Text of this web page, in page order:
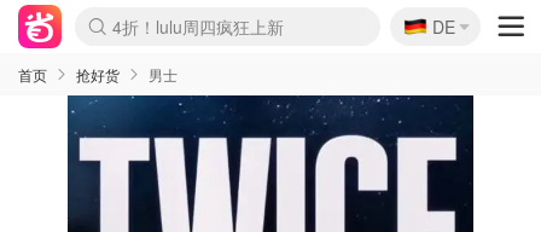
Boticinal 夏促开抢！
4折！lulu周四疯狂上新
还没结束！&OtherStories大促
Joybuy变相75折 随时失效
速领！Stanley独家85折
疑似霸哥！Camper额外叠85折
Zalando 奥莱闪促！每日更新
Moncler反季囤！5折起+叠9折
Coach Brooklyn仅€192
🇩🇪
DE
首页 抢好货 男士